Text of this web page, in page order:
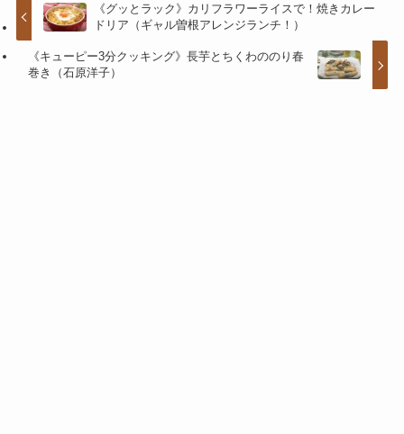
《グッとラック》カリフラワーライスで！焼きカレー
ドリア（ギャル曽根アレンジランチ！）
《キューピー3分クッキング》長芋とちくわののり春
巻き（石原洋子）